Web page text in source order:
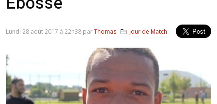
Lundi 28 août 2017 à 22h38 parThomas Jour de Match